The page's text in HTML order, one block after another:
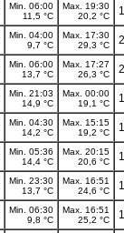
Min. 06:00
11,5 °C
Max. 19:30
20,2 °C
Min. 04:00
9,7 °C
Max. 17:30
29,3 °C
Min. 06:00
13,7 °C
Max. 17:27
26,3 °C
Min. 21:03
14,9 °C
Max. 00:00
19,1 °C
Min. 04:30
14,2 °C
Max. 15:15
19,2 °C
Min. 05:36
14,4 °C
Max. 20:15
20,6 °C
Min. 23:30
13,7 °C
Max. 16:51
24,6 °C
Min. 06:30
9,8 °C
Max. 16:51
25,2 °C